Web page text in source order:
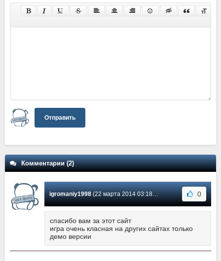
Отправить
Комментарии (2)
igromaniy1998(22 марта 2014 03:18) Сообщение #2 0
спасибо вам за этот сайт
игра очень класная на других сайтах только
демо версии